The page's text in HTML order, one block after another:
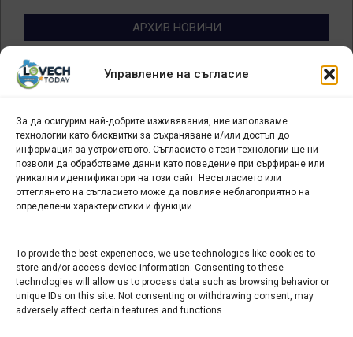
Управление на съгласие
За да осигурим най-добрите изживявания, ние използваме
технологии като бисквитки за съхраняване и/или достъп до
информация за устройството. Съгласието с тези технологии ще ни
позволи да обработваме данни като поведение при сърфиране или
уникални идентификатори на този сайт. Несъгласието или
оттеглянето на съгласието може да повлияе неблагоприятно на
определени характеристики и функции.
To provide the best experiences, we use technologies like cookies to
store and/or access device information. Consenting to these
technologies will allow us to process data such as browsing behavior or
unique IDs on this site. Not consenting or withdrawing consent, may
adversely affect certain features and functions.
АРХИВ НОВИНИ
Архив
новини
БИЗНЕС
Арт галерия "Мостове" – магазин за изкуство
СЕВЕРОЗАПАДА ИНФОРМАЦИОНЕН БИЗНЕС
ТУРИСТИЧЕСКИ КЛЪСТЕР
ИНСТИТУЦИИ В ЛОВЕЧ
Административен съд Ловеч
Областна администрация Ловеч